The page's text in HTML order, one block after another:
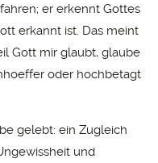
er erkennt Gottes
erkannt ist. Das meint
Gott mir glaubt, glaube
oder hochbetagt
gelebt: ein Zugleich
und